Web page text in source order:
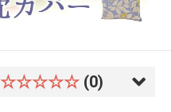
☆☆☆☆☆ (0)